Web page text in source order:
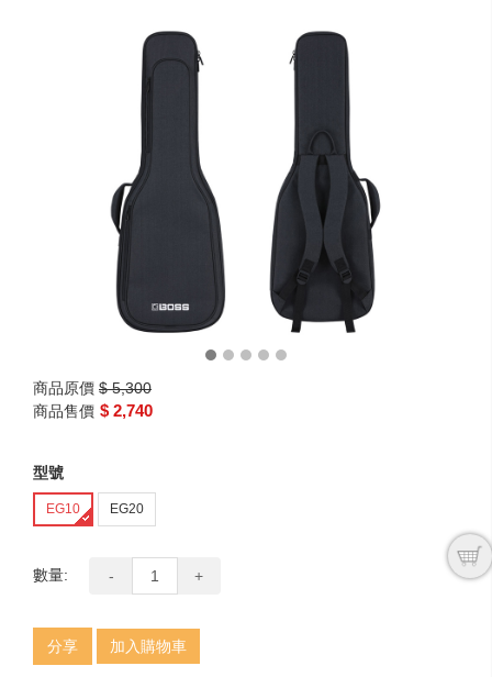
商品原價 $ 5,300
商品售價 $ 2,740
型號
EG10 EG20
數量: - +
分享 加入購物車